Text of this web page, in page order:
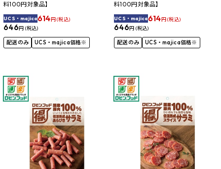
料100円対象品】
UCS・majica614円 (税込)
646円 (税込)
配送のみ UCS・majica価格※
料100円対象品】
UCS・majica614円 (税込)
646円 (税込)
配送のみ UCS・majica価格※